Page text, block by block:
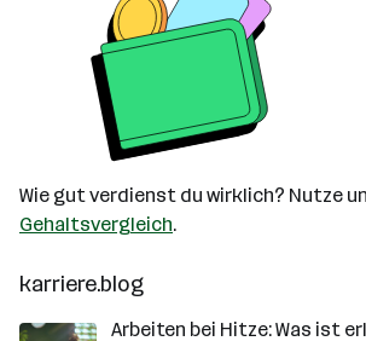
Wie gut verdienst du wirklich? Nutze
Gehaltsvergleich.
karriere.blog
Arbeiten bei Hitze: Was ist